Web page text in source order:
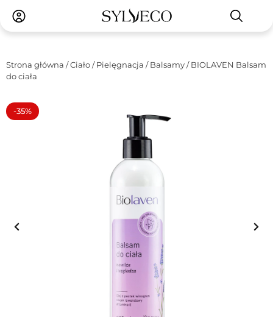
Strona główna /Ciało/Pielęgnacja /Balsamy/ BIOLAVEN Balsam
do ciała
-35%